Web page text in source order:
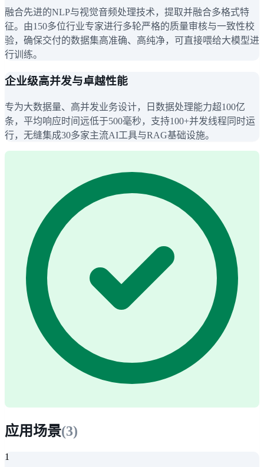
融合先进的NLP与视觉音频处理技术，提取并融合多格式特
征。由150多位行业专家进行多轮严格的质量审核与一致性校
验，确保交付的数据集高准确、高纯净，可直接喂给大模型进
行训练。
企业级高并发与卓越性能
专为大数据量、高并发业务设计，日数据处理能力超100亿
条，平均响应时间远低于500毫秒，支持100+并发线程同时运
行，无缝集成30多家主流AI工具与RAG基础设施。
应用场景(3)
1